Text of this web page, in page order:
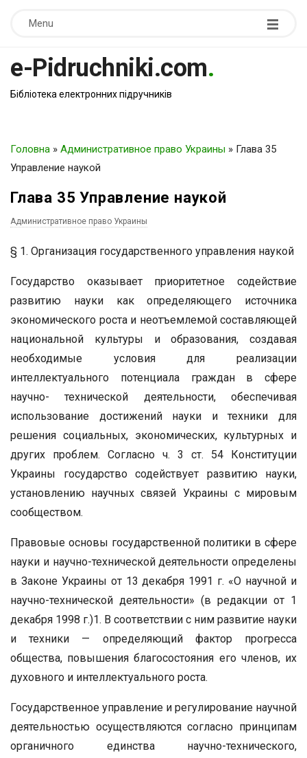
Menu
e-Pidruchniki.com.
Бібліотека електронних підручників
Головна » Административное право Украины » Глава 35
Управление наукой
Глава 35 Управление наукой
Административное право Украины
§ 1. Организация государственного управления наукой
Государство оказывает приоритетное содействие
развитию науки как определяющего источника
экономического роста и неотъемлемой составляющей
национальной культуры и образования, создавая
необходимые условия для реализации
интеллектуального потенциала граждан в сфере
научно- технической деятельности, обеспечивая
использование достижений науки и техники для
решения социальных, экономических, культурных и
других проблем. Согласно ч. 3 ст. 54 Конституции
Украины государство содействует развитию науки,
установлению научных связей Украины с мировым
сообществом.
Правовые основы государственной политики в сфере
науки и научно-технической деятельности определены
в Законе Украины от 13 декабря 1991 г. «О научной и
научно-технической деятельности» (в редакции от 1
декабря 1998 г.)1. В соответствии с ним развитие науки
и техники — определяющий фактор прогресса
общества, повышения благосостояния его членов, их
духовного и интеллектуального роста.
Государственное управление и регулирование научной
деятельностью осуществляются согласно принципам
органичного единства научно-технического,